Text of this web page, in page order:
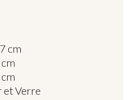
cm
et Verre